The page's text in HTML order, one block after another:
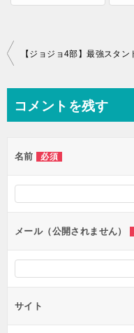
投
ビ
ー
シ
ン
コメントを残す
名前 必須
メール（公開されません）
サイト